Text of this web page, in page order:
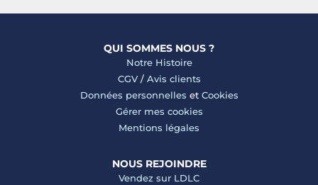
QUI SOMMES NOUS ?
Notre Histoire
CGV/ Avis clients
Données personnelles et Cookies
Gérer mes cookies
Mentions légales
NOUS REJOINDRE
Vendez sur LDLC